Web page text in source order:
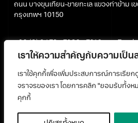
เราให้ความสำคัญกับความเป็
เราใช้คุกกี้เพื่อเพิ่มประสบการณ์การเรีย
จราจรของเรา โดยการคลิก "ยอมรับทั้งห
คุกกี้
ถนน บางขุนเทียน-ชายทะเล แขวงท่าข้าม เ
กรุงเทพฯ 10150
+66 (0) 2 470 - 7600 - 7612
media@kmutt.ac.th